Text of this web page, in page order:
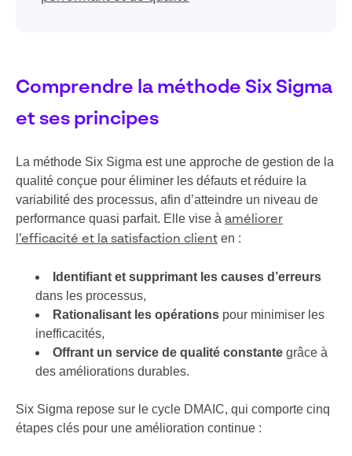
Comprendre la méthode Six Sigma
et ses principes
La méthode Six Sigma est une approche de gestion de la
qualité conçue pour éliminer les défauts et réduire la
variabilité des processus, afin d’atteindre un niveau de
performance quasi parfait. Elle vise à améliorer
l’efficacité et la satisfaction client en :
Identifiant et supprimant les causes d’erreurs
dans les processus,
Rationalisant les opérations pour minimiser les
inefficacités,
Offrant un service de qualité constante grâce à
des améliorations durables.
Six Sigma repose sur le cycle DMAIC, qui comporte cinq
étapes clés pour une amélioration continue :